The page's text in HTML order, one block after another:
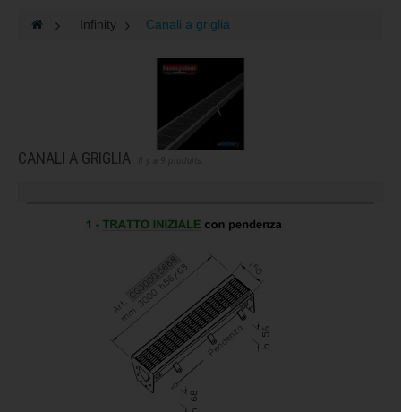
> Infinity > Canali a griglia
CANALI A GRIGLIA